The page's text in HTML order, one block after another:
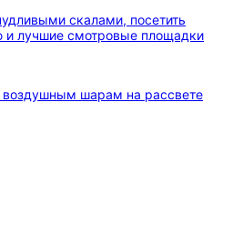
скалами, посетить
и лучшие смотровые площадки